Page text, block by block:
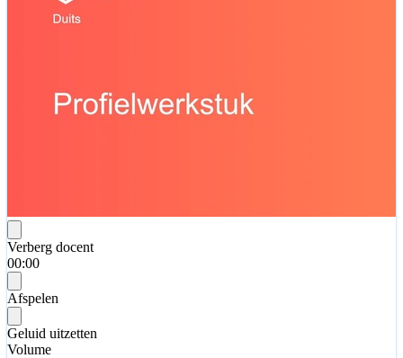
Verberg docent
00:00
Afspelen
Geluid uitzetten
Volume